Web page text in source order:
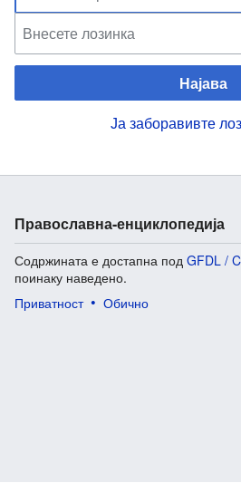
Најава
Ја заборавивте
Православна-енциклопедија
Содржината е достапна под GFDL /
поинаку наведено.
Приватност
Обично